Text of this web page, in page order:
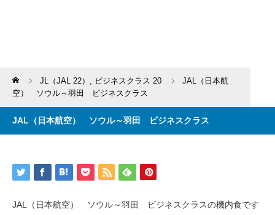
Home JL（JAL 22） , ビジネスクラス 20
JAL（日本航
空） ソウル～羽田 ビジネスクラス
JAL（日本航空） ソウル～羽田 ビジネスクラス
JAL（日本航空） ソウル～羽田 ビジネスクラスの機内食です